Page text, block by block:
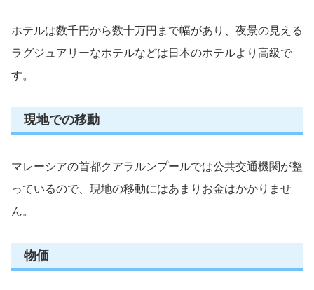
ホテルは数千円から数十万円まで幅があり、夜景の見える
ラグジュアリーなホテルなどは日本のホテルより高級で
す。
現地での移動
マレーシアの首都クアラルンプールでは公共交通機関が整
っているので、現地の移動にはあまりお金はかかりませ
ん。
物価